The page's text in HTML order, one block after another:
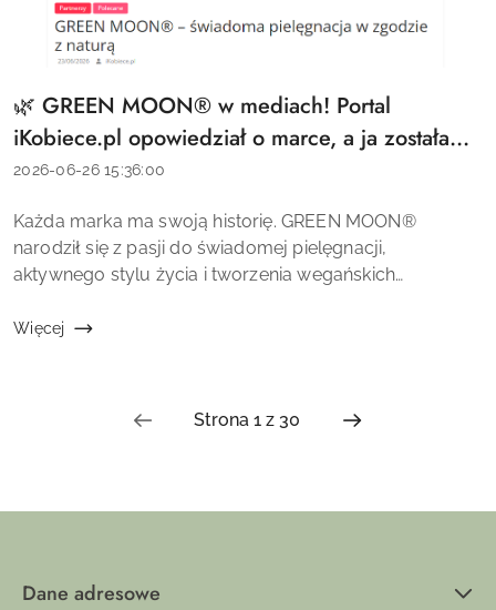
Tytuł
artykułu:
🌿 GREEN MOON® w mediach! Portal
iKobiece.pl opowiedział o marce, a ja zostałam
Ambasadorką! 💚
Data
2026-06-26 15:36:00
Treść
artykułu:
Każda marka ma swoją historię. GREEN MOON®
narodził się z pasji do świadomej pielęgnacji,
aktywnego stylu życia i tworzenia wegańskich
troską o skórę oraz środowisko. 🌱 Dlatego z ogr...
Więcej
Dane adresowe